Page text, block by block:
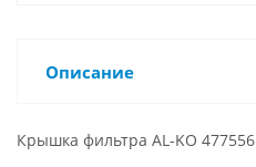
Описание
Крышка фильтра AL-KO 477556